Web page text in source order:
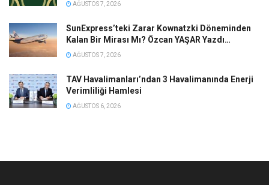
AĞUSTOS 7, 2026
SunExpress’teki Zarar Kownatzki Döneminden
Kalan Bir Mirası Mı? Özcan YAŞAR Yazdı…
AĞUSTOS 7, 2026
TAV Havalimanları’ndan 3 Havalimanında Enerji
Verimliliği Hamlesi
AĞUSTOS 6, 2026